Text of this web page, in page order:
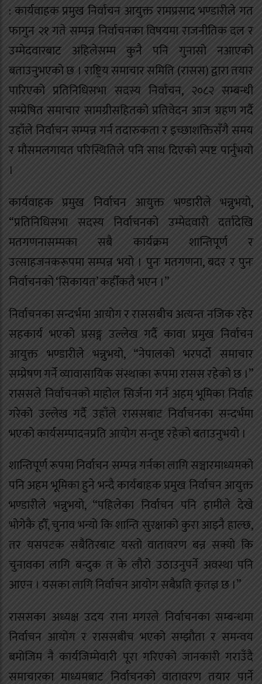
: कार्यवाहक प्रमुख निर्वाचन आयुक्त रामप्रसाद भण्डारीले गत
फागुन २१ गते सम्पन्न निर्वाचनका विषयमा राजनीतिक दल र
उम्मेदवारबाट अहिलेसम्म कुनै पनि गुनासो नआएको
बताउनुभएको छ । राष्ट्रिय समाचार समिति (रासस) द्वारा तयार
पारिएको प्रतिनिधिसभा सदस्य निर्वाचन, २०८२ सम्बन्धी
सम्प्रेषित समाचार सामग्रीसहितको प्रतिवेदन आज ग्रहण गर्दै
उहाँले निर्वाचन सम्पन्न गर्न तदारुकता र इच्छाशक्तिसँगै समय
र मौसमलगायत परिस्थितिले पनि साथ दिएको स्पष्ट पार्नुभयो
।
कार्यवाहक प्रमुख निर्वाचन आयुक्त भण्डारीले भन्नुभयो,
“प्रतिनिधिसभा सदस्य निर्वाचनको उम्मेदवारी दर्तादेखि
मतगणनासम्मका सबै कार्यक्रम शान्तिपूर्ण र
उत्साहजनकरूपमा सम्पन्न भयो । पुनः मतगणना, बदर र पुनः
निर्वाचनको ‘सिकायत’ कहीँकतै भएन ।”
निर्वाचनका सन्दर्भमा आयोग र राससबीच अत्यन्त नजिक रहेर
सहकार्य भएको प्रसङ्ग उल्लेख गर्दै कावा प्रमुख निर्वाचन
आयुक्त भण्डारीले भन्नुभयो, “नेपालको भरपर्दो समाचार
सम्प्रेषण गर्ने व्यावासायिक संस्थाका रूपमा रासस रहेको छ ।”
राससले निर्वाचनको माहोल सिर्जना गर्न अहम् भूमिका निर्वाह
गरेको उल्लेख गर्दै उहाँले राससबाट निर्वाचनका सन्दर्भमा
भएको कार्यसम्पादनप्रति आयोग सन्तुष्ट रहेको बताउनुभयो ।
शान्तिपूर्ण रूपमा निर्वाचन सम्पन्न गर्नका लागि सञ्चारमाध्यमको
पनि अहम भूमिका हुने भन्दै कार्यबाहक प्रमुख निर्वाचन आयुक्त
भण्डारीले भन्नुभयो, “पहिलेका निर्वाचन पनि हामीले देखे
भोगेकै हौँ, चुनाव भन्यो कि शान्ति सुरक्षाको कुरा आइनै हाल्छ,
तर यसपटक सबैतिरबाट यस्तो वातावरण बन्न सक्यो कि
चुनावका लागि बन्दुक त के लौरो उठाउनुपर्ने अवस्था पनि
आएन । यसका लागि निर्वाचन आयोग सबैप्रति कृतज्ञ छ ।”
राससका अध्यक्ष उदय राना मगरले निर्वाचनका सम्बन्धमा
निर्वाचन आयोग र राससबीच भएको सम्झौता र समन्वय
बमोजिम नै कार्यजिम्मेवारी पूरा गरिएको जानकारी गराउँदै
समाचारका माध्यमबाट निर्वाचनको वातावरण तयार पार्ने